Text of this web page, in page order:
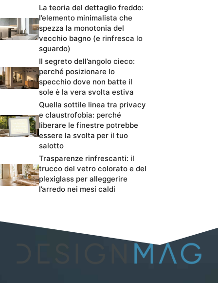
La teoria del dettaglio freddo:
l’elemento minimalista che
spezza la monotonia del
vecchio bagno (e rinfresca lo
sguardo)
Il segreto dell’angolo cieco:
perché posizionare lo
specchio dove non batte il
sole è la vera svolta estiva
Quella sottile linea tra privacy
e claustrofobia: perché
liberare le finestre potrebbe
essere la svolta per il tuo
salotto
Trasparenze rinfrescanti: il
trucco del vetro colorato e del
plexiglass per alleggerire
l’arredo nei mesi caldi